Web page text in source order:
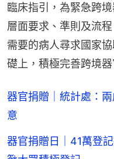
臨床指引，為緊急跨
層面要求、準則及流
需要的病人尋求國家
礎上，積極完善跨境
器官捐贈｜統計處：
意
器官捐贈日｜41萬登